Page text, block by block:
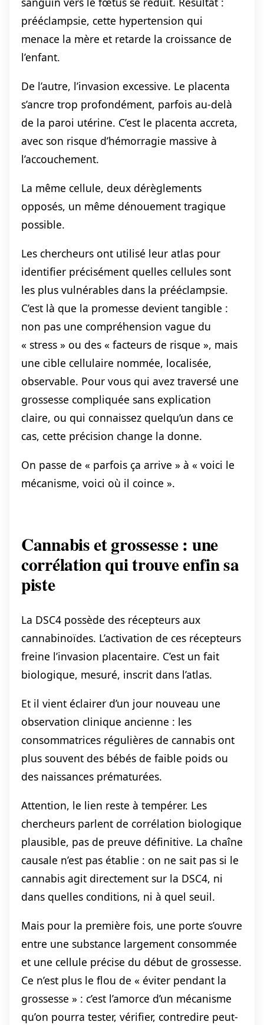
prééclampsie, cette hypertension qui
menace la mère et retarde la croissance de
l’enfant.
De l’autre, l’invasion excessive. Le placenta
s’ancre trop profondément, parfois au-delà
de la paroi utérine. C’est le placenta accreta,
avec son risque d’hémorragie massive à
l’accouchement.
La même cellule, deux dérèglements
opposés, un même dénouement tragique
possible.
Les chercheurs ont utilisé leur atlas pour
identifier précisément quelles cellules sont
les plus vulnérables dans la prééclampsie.
C’est là que la promesse devient tangible :
non pas une compréhension vague du
« stress » ou des « facteurs de risque », mais
une cible cellulaire nommée, localisée,
observable. Pour vous qui avez traversé une
grossesse compliquée sans explication
claire, ou qui connaissez quelqu’un dans ce
cas, cette précision change la donne.
On passe de « parfois ça arrive » à « voici le
mécanisme, voici où il coince ».
Cannabis et grossesse : une
corrélation qui trouve enfin sa
piste
La DSC4 possède des récepteurs aux
cannabinoïdes. L’activation de ces récepteurs
freine l’invasion placentaire. C’est un fait
biologique, mesuré, inscrit dans l’atlas.
Et il vient éclairer d’un jour nouveau une
observation clinique ancienne : les
consommatrices régulières de cannabis ont
plus souvent des bébés de faible poids ou
des naissances prématurées.
Attention, le lien reste à tempérer. Les
chercheurs parlent de corrélation biologique
plausible, pas de preuve définitive. La chaîne
causale n’est pas établie : on ne sait pas si le
cannabis agit directement sur la DSC4, ni
dans quelles conditions, ni à quel seuil.
Mais pour la première fois, une porte s’ouvre
entre une substance largement consommée
et une cellule précise du début de grossesse.
Ce n’est plus le flou de « éviter pendant la
grossesse » : c’est l’amorce d’un mécanisme
qu’on pourra tester, vérifier, contredire peut-